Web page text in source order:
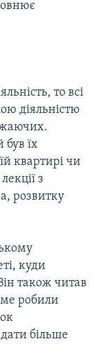
то всі
діяльністю
їх
квартирі чи
з
розвитку
куди
також читав
робили
більше